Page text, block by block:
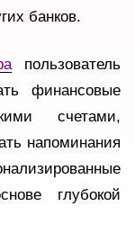
банков.
пользователь
финансовые
счетами,
напоминания
глубокой